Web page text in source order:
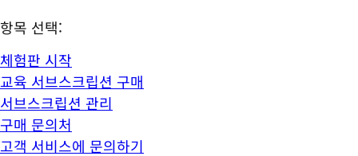
항목 선택:
체험판 시작
교육 서브스크립션 구매
서브스크립션 관리
구매 문의처
고객 서비스에 문의하기